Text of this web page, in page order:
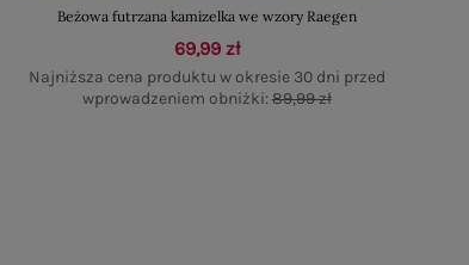
Beżowa futrzana kamizelka we wzory Raegen
69,99 zł
Najniższa cena produktu w okresie 30 dni przed
wprowadzeniem obniżki:89,99 zł